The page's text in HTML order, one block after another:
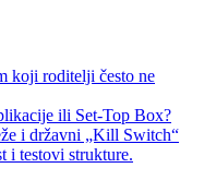
koji roditelji često ne
ili Set-Top Box?
i državni „Kill Switch“
i testovi strukture.